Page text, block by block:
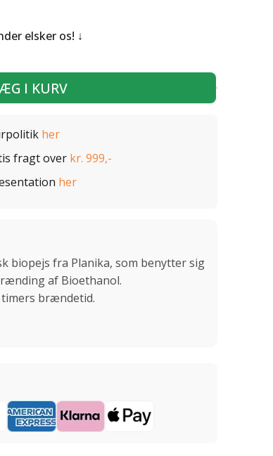
elsker os!
I KURV
her
fragt over kr. 999,-
her
biopejs fra Planika, som benytter sig
af Bioethanol.
brændetid.